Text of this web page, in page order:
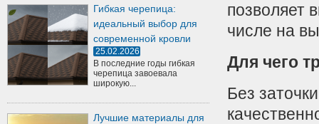
Гибкая черепица:
идеальный выбор для
современной кровли
25.02.2026
В последние годы гибкая
черепица завоевала
широкую...
Лучшие материалы для
позволяет
числе на
Для чего
Без